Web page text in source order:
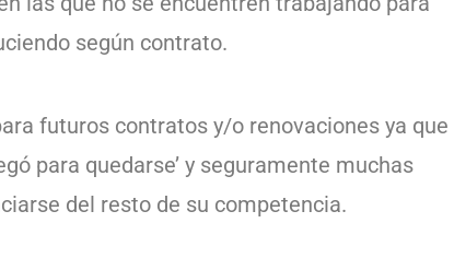
según contrato.
futuros contratos y/o renovaciones ya que
para quedarse’ y seguramente muchas
del resto de su competencia.